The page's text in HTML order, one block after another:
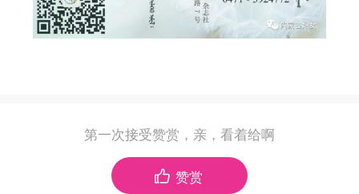
第一次接受赞赏，亲，看着给啊
 赞赏